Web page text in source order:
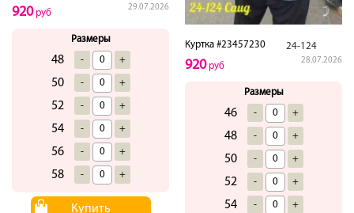
29.07.2026
920руб
Размеры
48 - +
50 - +
52 - +
54 - +
56 - +
58 - +
Купить
Куртка #23457230 24-124
28.07.2026
920руб
Размеры
46 - +
48 - +
50 - +
52 - +
54 - +